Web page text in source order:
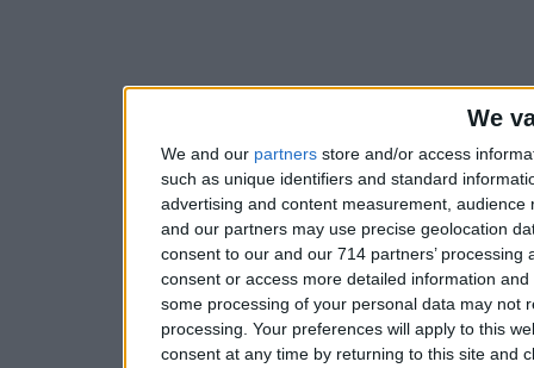
We
We and our partners store and/or access
such as unique identifiers and standard
advertising and content measurement,
and our partners may use precise geolocation
consent to our and our 714 partners’
consent or access more detailed information
some processing of your personal data may not
processing. Your preferences will apply to this
consent at any time by returning to this site and